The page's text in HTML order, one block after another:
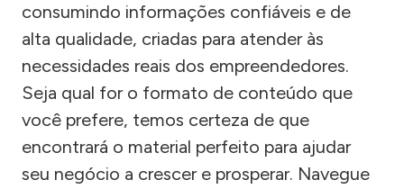
consumindo informações confiáveis e de
alta qualidade, criadas para atender às
necessidades reais dos empreendedores.
Seja qual for o formato de conteúdo que
você prefere, temos certeza de que
encontrará o material perfeito para ajudar
seu negócio a crescer e prosperar. Navegue